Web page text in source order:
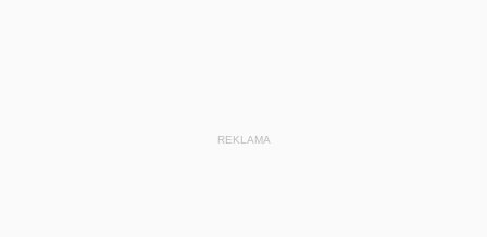
REKLAMA